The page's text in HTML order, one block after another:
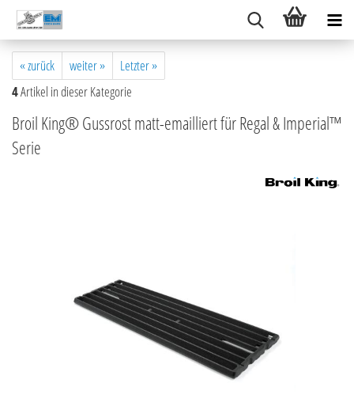
« zurück weiter »
Letzter »
4Artikel in dieser Kategorie
Broil King® Gussrost matt-emailliert für Regal & Imperial™
Serie